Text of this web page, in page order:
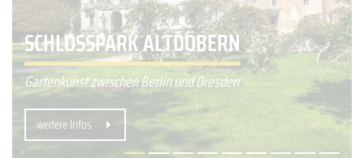
SCHLOSSPARK ALTDÖBERN
Gartenkunst zwischen Berlin und Dresden
weitere Infos
MUSKAUER PARK BAD MUSKAU /
ŁĘKNICA
grenzüberschreitende Parkanlage
weitere Infos